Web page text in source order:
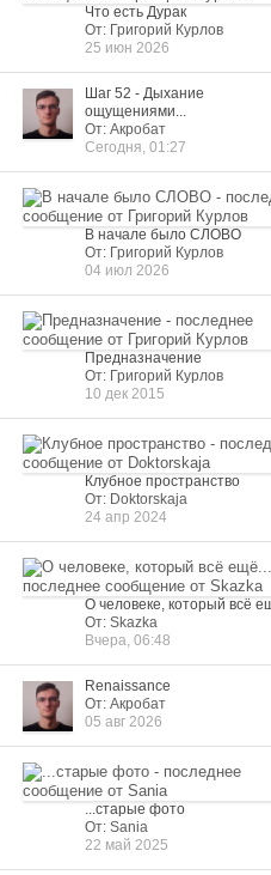
Что есть Дурак
От: Григорий Курлов
25 июн 2026
Шаг 52 - Дыхание
ощущениями...
От: Акробат
Сегодня, 01:27
В начале было СЛОВО
От: Григорий Курлов
04 июл 2026
Предназначение
От: Григорий Курлов
10 дек 2015
Клубное пространство
От: Doktorskaja
24 апр 2024
О человеке, который всё
От: Skazka
Вчера, 06:48
Renaissance
От: Акробат
05 авг 2026
...старые фото
От: Sania
22 май 2025